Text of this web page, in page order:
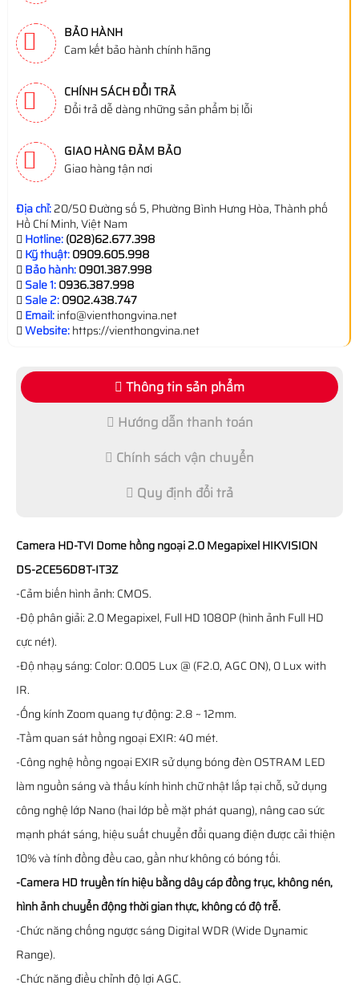
BẢO HÀNH
Cam kết bảo hành chính hãng
CHÍNH SÁCH ĐỔI TRẢ
Đổi trả dễ dàng những sản phẩm bị lỗi
GIAO HÀNG ĐẢM BẢO
Giao hàng tận nơi
Địa chỉ:20/50 Đường số 5, Phường Bình Hưng Hòa, Thành phố
Hồ Chí Minh, Việt Nam
Hotline:(028)62.677.398
Kỹ thuật:0909.605.998
Bảo hành:0901.387.998
Sale 1:0936.387.998
Sale 2:0902.438.747
Email:info@vienthongvina.net
Website:https://vienthongvina.net
Thông tin sản phẩm
Hướng dẫn thanh toán
Chính sách vận chuyển
Quy định đổi trả
Camera HD-TVI Dome hồng ngoại 2.0 Megapixel HIKVISION
DS-2CE56D8T-IT3Z
-Cảm biến hình ảnh: CMOS.
-Độ phân giải: 2.0 Megapixel, Full HD 1080P (hình ảnh Full HD
cực nét).
-Độ nhạy sáng: Color: 0.005 Lux @ (F2.0, AGC ON), 0 Lux with
IR.
-Ống kính Zoom quang tự động: 2.8 ~ 12mm.
-Tầm quan sát hồng ngoại EXIR: 40 mét.
-Công nghệ hồng ngoại EXIR sử dụng bóng đèn OSTRAM LED
làm nguồn sáng và thấu kính hình chữ nhật lắp tại chỗ, sử dụng
công nghệ lớp Nano (hai lớp bề mặt phát quang), nâng cao sức
mạnh phát sáng, hiệu suất chuyển đổi quang điện được cải thiện
10% và tính đồng đều cao, gần như không có bóng tối.
-Camera HD truyền tín hiệu bằng dây cáp đồng trục, không nén,
hình ảnh chuyển động thời gian thực, không có độ trễ.
-Chức năng chống ngược sáng Digital WDR (Wide Dynamic
Range).
-Chức năng điều chỉnh độ lợi AGC.